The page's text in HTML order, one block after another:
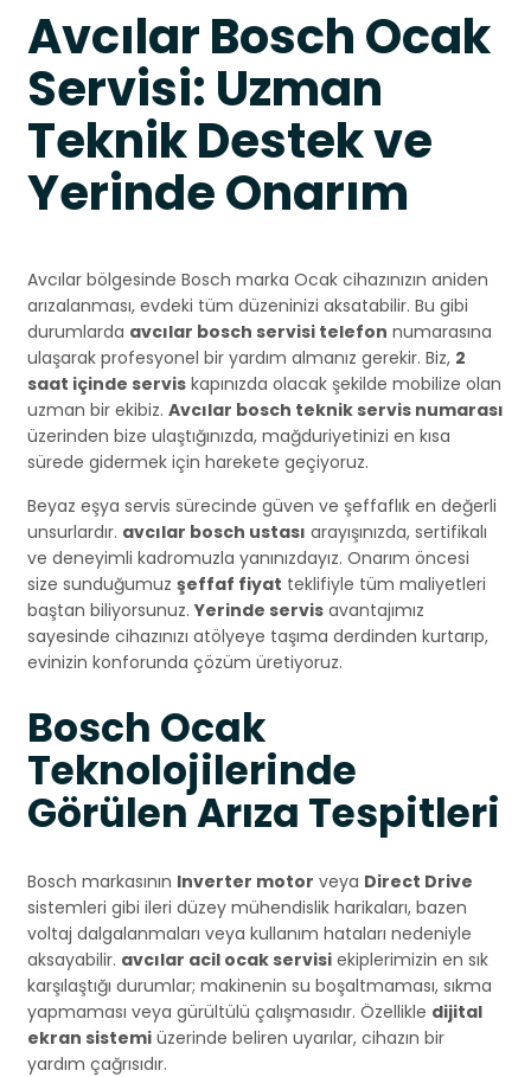
Avcılar Bosch Ocak
Servisi: Uzman
Teknik Destek ve
Yerinde Onarım
Avcılar bölgesinde Bosch marka Ocak cihazınızın aniden
arızalanması, evdeki tüm düzeninizi aksatabilir. Bu gibi
durumlarda avcılar bosch servisi telefon numarasına
ulaşarak profesyonel bir yardım almanız gerekir. Biz, 2
saat içinde servis kapınızda olacak şekilde mobilize olan
uzman bir ekibiz. Avcılar bosch teknik servis numarası
üzerinden bize ulaştığınızda, mağduriyetinizi en kısa
sürede gidermek için harekete geçiyoruz.
Beyaz eşya servis sürecinde güven ve şeffaflık en değerli
unsurlardır. avcılar bosch ustası arayışınızda, sertifikalı
ve deneyimli kadromuzla yanınızdayız. Onarım öncesi
size sunduğumuz şeffaf fiyat teklifiyle tüm maliyetleri
baştan biliyorsunuz.Yerinde servis avantajımız
sayesinde cihazınızı atölyeye taşıma derdinden kurtarıp,
evinizin konforunda çözüm üretiyoruz.
Bosch Ocak
Teknolojilerinde
Görülen Arıza Tespitleri
Bosch markasının Inverter motor veya Direct Drive
sistemleri gibi ileri düzey mühendislik harikaları, bazen
voltaj dalgalanmaları veya kullanım hataları nedeniyle
aksayabilir. avcılar acil ocak servisi ekiplerimizin en sık
karşılaştığı durumlar; makinenin su boşaltmaması, sıkma
yapmaması veya gürültülü çalışmasıdır. Özellikle dijital
ekran sistemi üzerinde beliren uyarılar, cihazın bir
yardım çağrısıdır.